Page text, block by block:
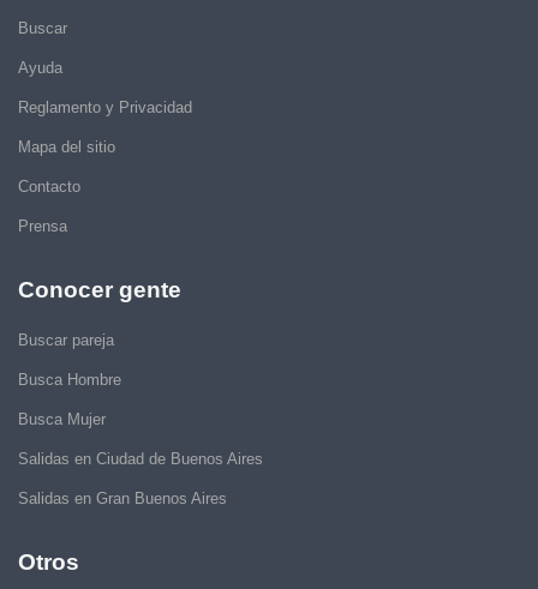
Buscar
Ayuda
Reglamento y Privacidad
Mapa del sitio
Contacto
Prensa
Conocer gente
Buscar pareja
Busca Hombre
Busca Mujer
Salidas en Ciudad de Buenos Aires
Salidas en Gran Buenos Aires
Otros